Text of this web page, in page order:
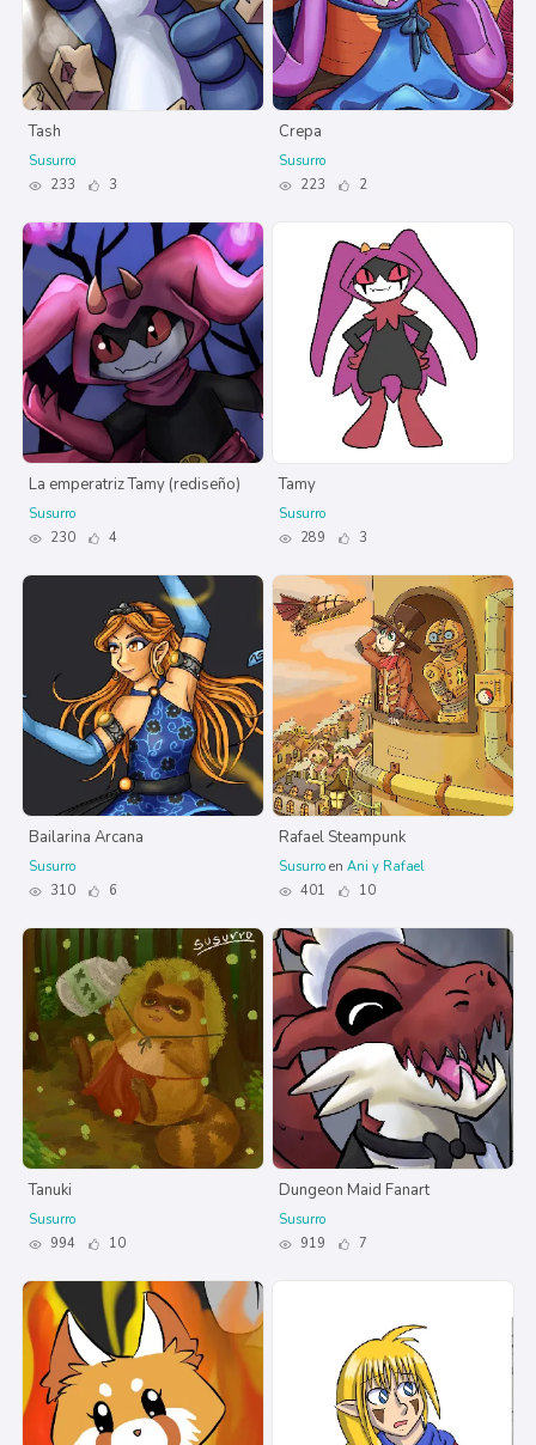
Tash
Susurro
233
3
Crepa
Susurro
223
2
La emperatriz Tamy (rediseño)
Susurro
230
4
Tamy
Susurro
289
3
Bailarina Arcana
Susurro
310
6
Rafael Steampunk
Susurro en Ani y Rafael
401
10
Tanuki
Susurro
994
10
Dungeon Maid Fanart
Susurro
919
7